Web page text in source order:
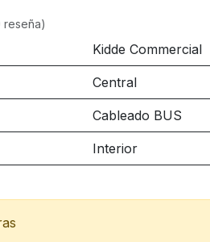
reseña)
Kidde Commercial
Central
Cableado BUS
Interior